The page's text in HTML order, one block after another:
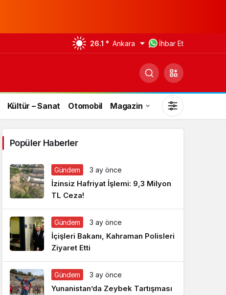
26.1 ° Ankara İhbar Et
Kültür – Sanat Otomobil Magazin
Gündüz Modu
Gündüz modunu seçin.
Gece Modu
Gece modunu seçin.
Sistem Modu
Sistem modunu seçin.
Popüler Haberler
Gündem 3 ay önce
İzinsiz Hafriyat İşlemi: 9,3 Milyon
TL Ceza!
Gündem 3 ay önce
İçişleri Bakanı, Kahraman Polisleri
Ziyaret Etti
Gündem 3 ay önce
Yunanistan’da Zeybek Tartışması